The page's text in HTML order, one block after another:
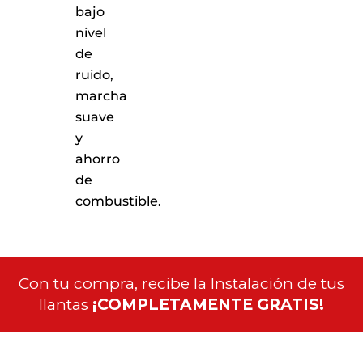
bajo
nivel
de
ruido,
marcha
suave
y
ahorro
de
combustible.
Con tu compra, recibe la Instalación de tus
llantas ¡COMPLETAMENTE GRATIS!